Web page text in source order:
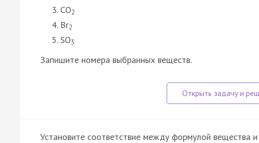
CO2
Br2
SO3
Запишите номера выбранных веществ.
Установите соответствие между формулой вещества